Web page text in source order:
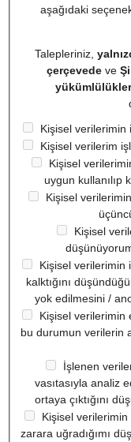
aşağıdaki
Talepleriniz,
çerçevede ve
Kişisel verilerimin
Kişisel verilerim
Kişisel
uygun kullanılıp
Kişisel
Kişisel
Kişisel verilerimin
kalktığını
yok edilmesini /
Kişisel verilerimin
bu durumun verilerin
İşlenen
vasıtasıyla analiz
ortaya çıktığını
Kişisel
zarara uğradığımı